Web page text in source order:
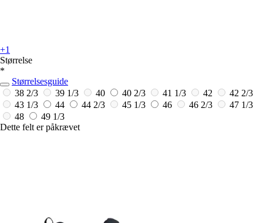
+1
Størrelse
*
Størrelsesguide
38 2/3
39 1/3 40 40 2/3 41 1/3 42
42 2/3
43 1/3
44 44 2/3 45 1/3 46 46 2/3
47 1/3
48
49 1/3
Dette felt er påkrævet